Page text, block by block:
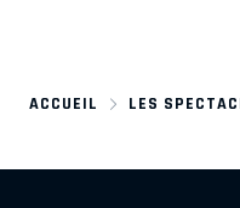
ACCUEIL LES